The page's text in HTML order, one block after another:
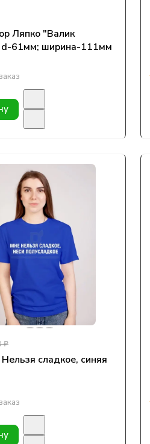
Ляпко "Валик
большой" d-61мм; ширина-111мм
₽
сладкое, синяя